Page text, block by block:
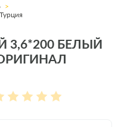
БЕЛЫЙ